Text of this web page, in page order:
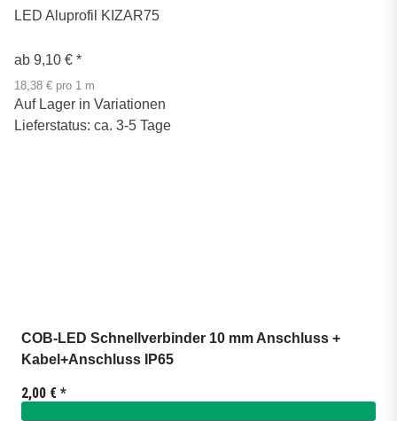
LED Aluprofil KIZAR75
ab 9,10 € *
18,38 € pro 1 m
Auf Lager in Variationen
Lieferstatus: ca. 3-5 Tage
COB-LED Schnellverbinder 10 mm Anschluss +
Kabel+Anschluss IP65
2,00 € *